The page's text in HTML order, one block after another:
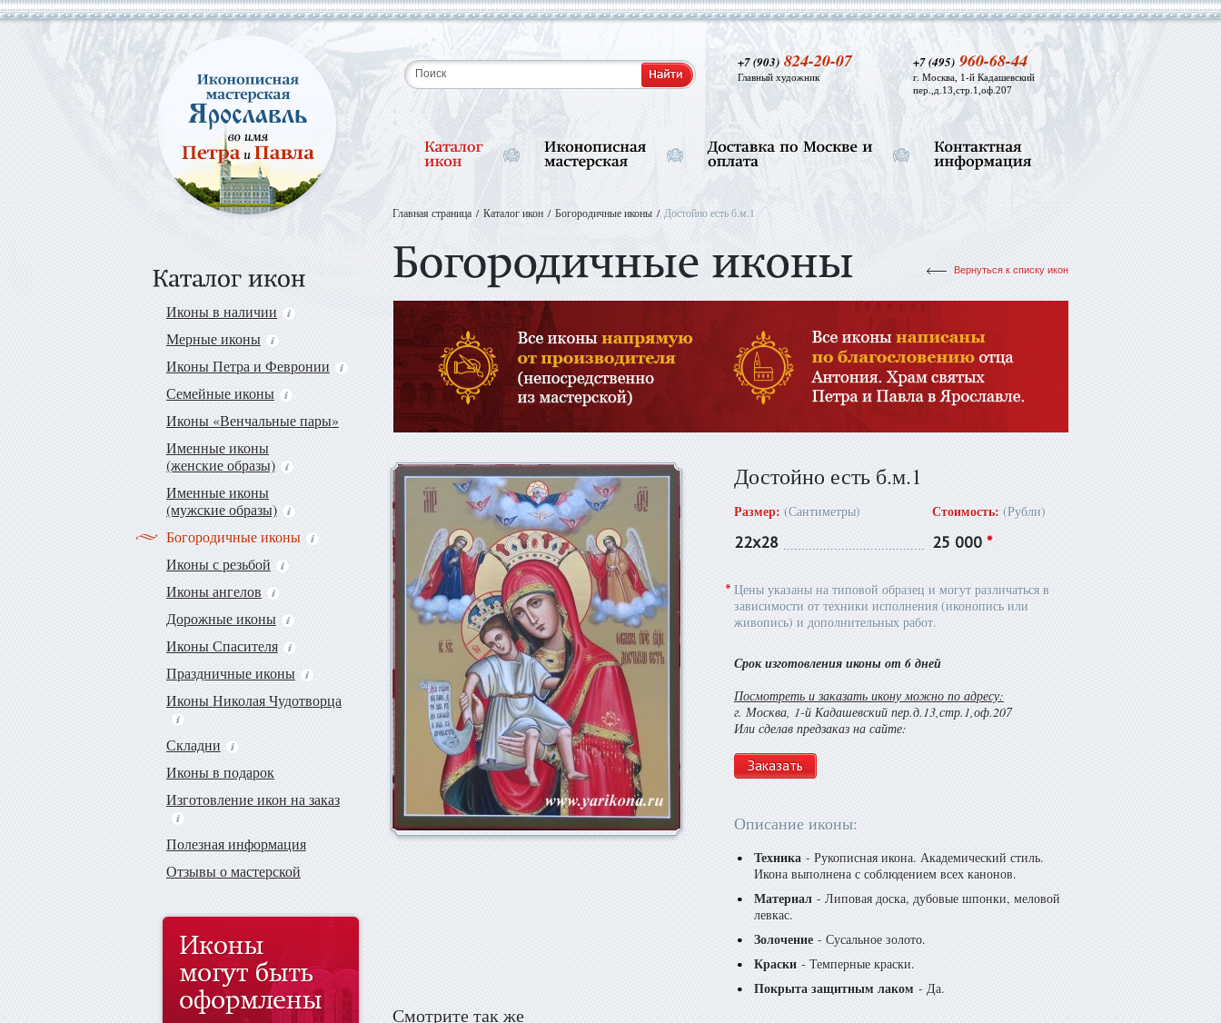
+7 (495)960-68-44
г. Москва, 1-й Кадашевский
пер.,д.13,стр.1,оф.207
+7 (903)824-20-07
Главный художник
Иконы в наличии
Мерные иконы
Иконы Петра и Февронии
Семейные иконы
Иконы «Венчальные пары»
Именные иконы
(женские образы)
Именные иконы
(мужские образы)
Богородичные иконы
Иконы с резьбой
Иконы ангелов
Дорожные иконы
Иконы Спасителя
Праздничные иконы
Иконы Николая Чудотворца
Складни
Иконы в подарок
Изготовление икон на заказ
Полезная информация
Отзывы о мастерской
Главная страница Каталог икон Богородичные иконы Достойно есть б.м.1
Вернуться к списку икон
Достойно есть б.м.1
Размер: (Сантиметры) Стоимость: (Рубли)
22х28 25 000 *
* Цены указаны на типовой образец и могут различаться в
зависимости от техники исполнения (иконопись или
живопись) и дополнительных работ.
Срок изготовления иконы от 6 дней
Посмотреть и заказать икону можно по адресу:
г. Москва, 1-й Кадашевский пер.д.13,стр.1,оф.207
Или сделав предзаказ на сайте:
Заказать
Описание иконы:
Техника - Рукописная икона. Академический стиль.
Икона выполнена с соблюдением всех канонов.
Материал - Липовая доска, дубовые шпонки, меловой
левкас.
Золочение - Сусальное золото.
Краски - Темперные краски.
Покрыта защитным лаком - Да.
Смотрите так же